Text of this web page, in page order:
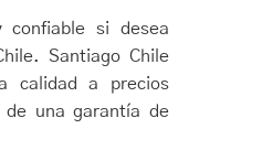
confiable si desea
Santiago Chile
calidad a precios
de una garantía de